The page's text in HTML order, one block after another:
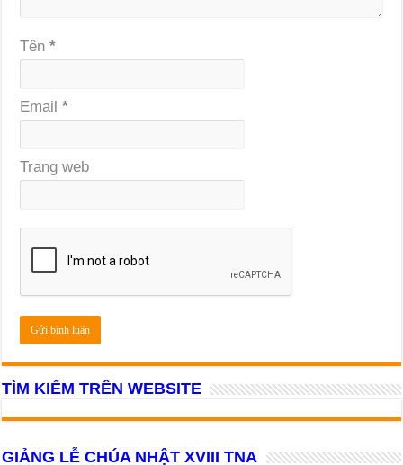
Tên*
Email*
Trang web
TÌM KIẾM TRÊN WEBSITE
GIẢNG LỄ CHÚA NHẬT XVIII TNA